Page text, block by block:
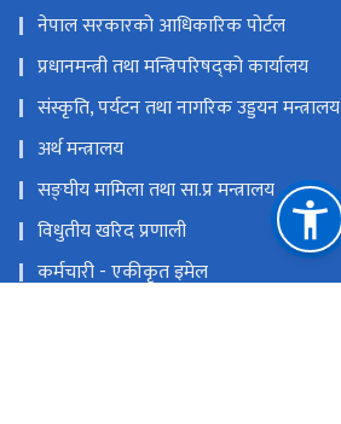
नेपाल सरकारको आधिकारिक पोर्टल
प्रधानमन्त्री तथा मन्त्रिपरिषद्को कार्यालय
संस्कृति, पर्यटन तथा नागरिक उड्डयन मन्त्रालय
अर्थ मन्त्रालय
सङ्‍घीय मामिला तथा सा.प्र मन्त्रालय
विधुतीय खरिद प्रणाली
कर्मचारी - एकीकृत इमेल